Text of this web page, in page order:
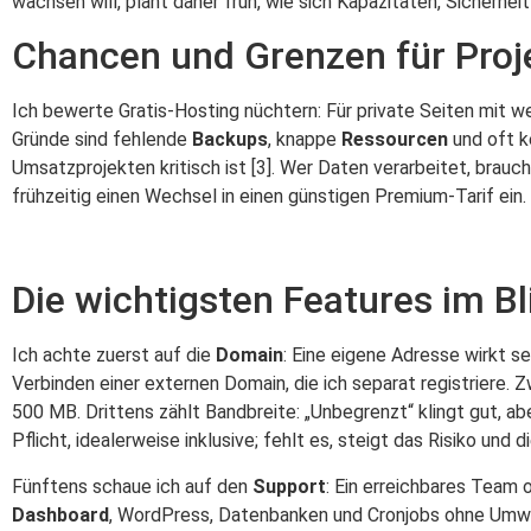
Chancen und Grenzen für
Ich bewerte Gratis-Hosting nüchtern: Für private Seiten mit
Gründe sind fehlende Backups, knappe Ressourcen und oft
Umsatzprojekten kritisch ist [3]. Wer Daten verarbeitet,
frühzeitig einen Wechsel in einen günstigen Premium-Tarif ein.
Die wichtigsten Features im
Ich achte zuerst auf die Domain: Eine eigene Adresse wirkt
Verbinden einer externen Domain, die ich separat registriere.
500 MB. Drittens zählt Bandbreite: „Unbegrenzt“ klingt gut,
Pflicht, idealerweise inklusive; fehlt es, steigt das Risiko und
Fünftens schaue ich auf den Support: Ein erreichbares
Dashboard, WordPress, Datenbanken und Cronjobs ohne